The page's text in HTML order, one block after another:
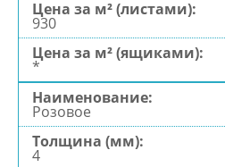
930
*
Розовое
4